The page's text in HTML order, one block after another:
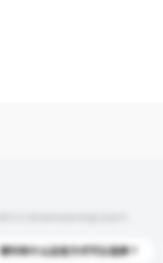
请问有什么运送方式可以选择？